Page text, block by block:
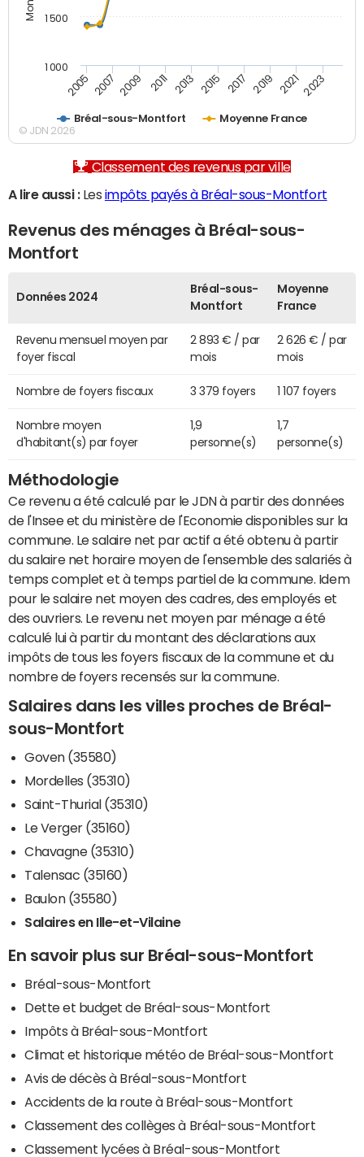
Bréal-sous-Montfort Moyenne France
2005 2007 2009 2011 2013 2015 2017 2019 2021 2023
1 000
1 500
© JDN 2026
Classement des revenus par ville
A lire aussi :Les impôts payés à Bréal-sous-Montfort
Revenus des ménages à Bréal-sous-
Montfort
Données 2024
Bréal-sous-
Montfort
Moyenne
France
Revenu mensuel moyen par
foyer fiscal
2 893 € / par
mois
2 626 € / par
mois
Nombre de foyers fiscaux 3 379 foyers 1 107 foyers
Nombre moyen
d'habitant(s) par foyer
1,9
personne(s)
1,7
personne(s)
Méthodologie
Ce revenu a été calculé par le JDN à partir des données
de l'Insee et du ministère de l'Economie disponibles sur la
commune. Le salaire net par actif a été obtenu à partir
du salaire net horaire moyen de l'ensemble des salariés à
temps complet et à temps partiel de la commune. Idem
pour le salaire net moyen des cadres, des employés et
des ouvriers. Le revenu net moyen par ménage a été
calculé lui à partir du montant des déclarations aux
impôts de tous les foyers fiscaux de la commune et du
nombre de foyers recensés sur la commune.
Salaires dans les villes proches de Bréal-
sous-Montfort
Goven (35580)
Mordelles (35310)
Saint-Thurial (35310)
Le Verger (35160)
Chavagne (35310)
Talensac (35160)
Baulon (35580)
Salaires en Ille-et-Vilaine
En savoir plus sur Bréal-sous-Montfort
Bréal-sous-Montfort
Dette et budget de Bréal-sous-Montfort
Impôts à Bréal-sous-Montfort
Climat et historique météo de Bréal-sous-Montfort
Avis de décès à Bréal-sous-Montfort
Accidents de la route à Bréal-sous-Montfort
Classement des collèges à Bréal-sous-Montfort
Classement lycées à Bréal-sous-Montfort